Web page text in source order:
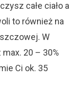
całe ciało a
to również na
W
20 – 30%
Ci ok. 35